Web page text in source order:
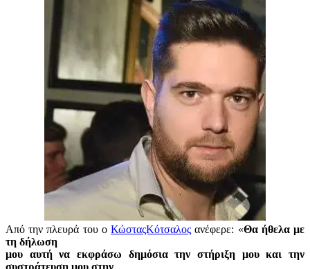
Από την πλευρά του οΚώσταςΚότσαλος ανέφερε: «Θα ήθελα με
τη δήλωση
μου αυτή να εκφράσω δημόσια την στήριξη μου και την
συστράτευση μου στην